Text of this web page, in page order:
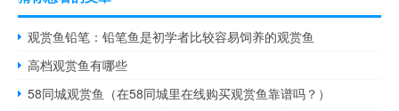
观赏鱼铅笔：铅笔鱼是初学者比较容易饲养的观赏鱼
高档观赏鱼有哪些
58同城观赏鱼（在58同城里在线购买观赏鱼靠谱吗？）